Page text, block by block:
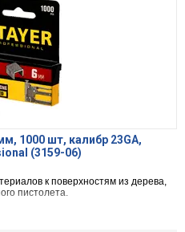
1000 шт, калибр 23GA,
(3159-06)
к поверхностям из дерева,
пистолета.